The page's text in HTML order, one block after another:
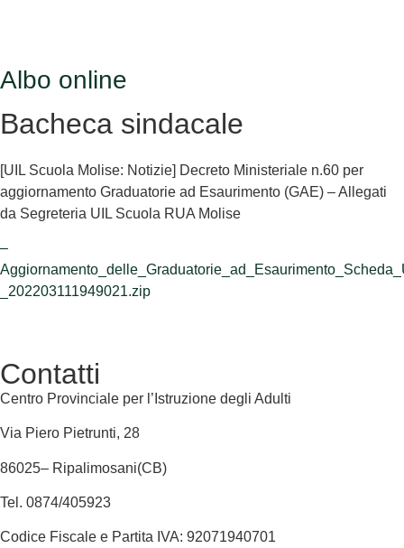
Albo online
Bacheca sindacale
[UIL Scuola Molise: Notizie] Decreto Ministeriale n.60 per
aggiornamento Graduatorie ad Esaurimento (GAE) – Allegati
da Segreteria UIL Scuola RUA Molise
–
_202203111949021.zip
Contatti
Centro Provinciale per l’Istruzione degli Adulti
Via Piero Pietrunti, 28
86025– Ripalimosani(CB)
Tel. 0874/405923
Codice Fiscale e Partita IVA: 92071940701